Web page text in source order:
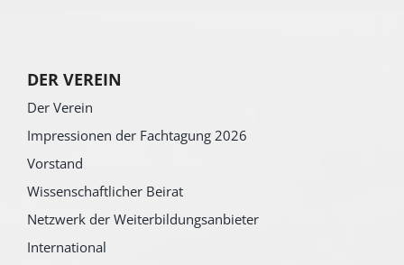
DER VEREIN
Der Verein
Impressionen der Fachtagung 2026
Vorstand
Wissenschaftlicher Beirat
Netzwerk der Weiterbildungsanbieter
International